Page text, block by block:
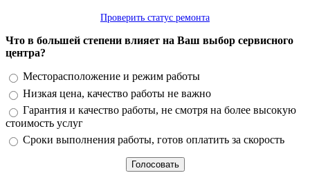
Проверить статус ремонта
Что в большей степени влияет на Ваш выбор сервисного
центра?
Варианты
Месторасположение и режим работы
Низкая цена, качество работы не важно
Гарантия и качество работы, не смотря на более высокую
стоимость услуг
Сроки выполнения работы, готов оплатить за скорость